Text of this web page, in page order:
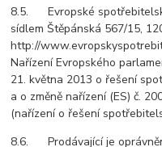
8.5. Evropské
sídlem Štěpánská 567/15,
http://
Nařízení Evropského
21. května 2013 o řešení
a o změně nařízení (ES) č.
(nařízení o řešení
8.6. Prodávající je